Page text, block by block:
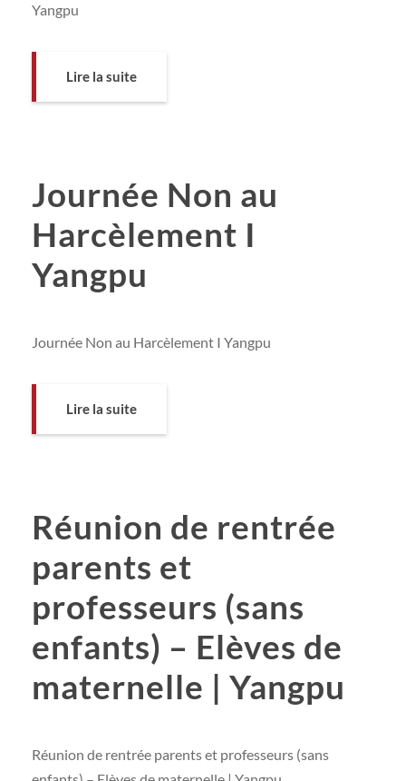
Yangpu
Lire la suite
Journée Non au
Harcèlement I
Yangpu
Journée Non au Harcèlement I Yangpu
Lire la suite
Réunion de rentrée
parents et
professeurs (sans
enfants) – Elèves de
maternelle | Yangpu
Réunion de rentrée parents et professeurs (sans